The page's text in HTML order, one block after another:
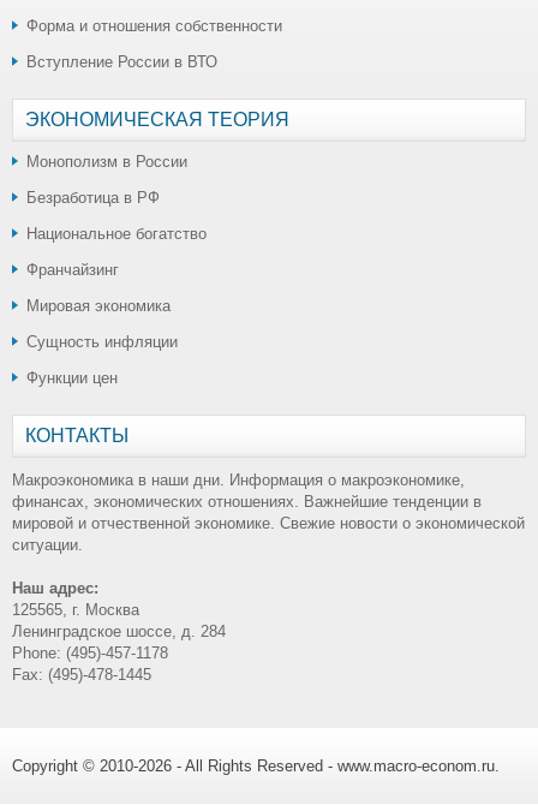
Форма и отношения собственности
Вступление России в ВТО
ЭКОНОМИЧЕСКАЯ ТЕОРИЯ
Монополизм в России
Безработица в РФ
Национальное богатство
Франчайзинг
Мировая экономика
Сущность инфляции
Функции цен
КОНТАКТЫ
Макроэкономика в наши дни. Информация о макроэкономике,
финансах, экономических отношениях. Важнейшие тенденции в
мировой и отчественной экономике. Свежие новости о экономической
ситуации.
Наш адрес:
125565, г. Москва
Ленинградское шоссе, д. 284
Phone: (495)-457-1178
Fax: (495)-478-1445
Copyright © 2010-2026 - All Rights Reserved - www.macro-econom.ru.